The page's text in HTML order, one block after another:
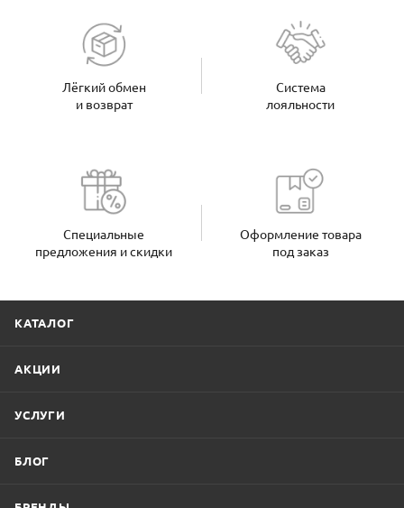
Лёгкий обмен
и возврат
Система
лояльности
Специальные
предложения и скидки
Оформление товара
под заказ
КАТАЛОГ
АКЦИИ
УСЛУГИ
БЛОГ